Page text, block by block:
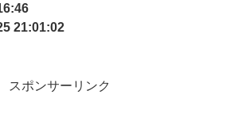
21:01:02
スポンサーリンク